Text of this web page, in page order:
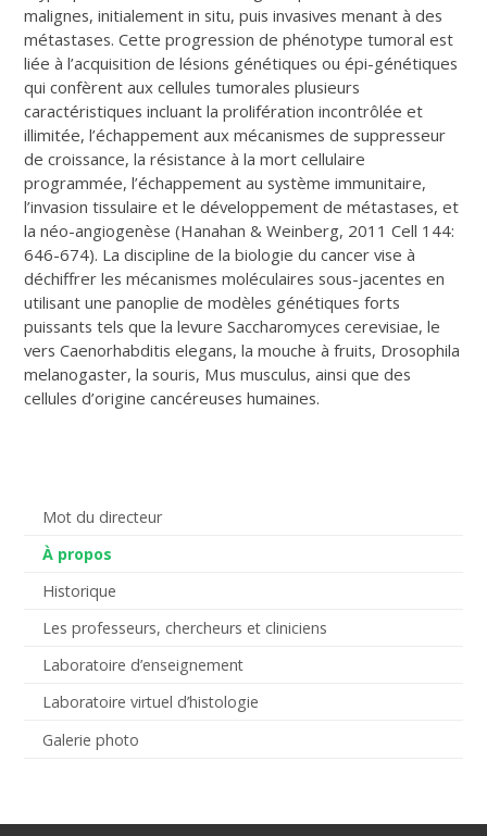
Mot du directeur
À propos
Historique
Les professeurs, chercheurs et cliniciens
Laboratoire d’enseignement
Laboratoire virtuel d’histologie
Galerie photo
malignes, initialement in situ, puis invasives menant à des
métastases. Cette progression de phénotype tumoral est
liée à l’acquisition de lésions génétiques ou épi-génétiques
qui confèrent aux cellules tumorales plusieurs
caractéristiques incluant la prolifération incontrôlée et
illimitée, l’échappement aux mécanismes de suppresseur
de croissance, la résistance à la mort cellulaire
programmée, l’échappement au système immunitaire,
l’invasion tissulaire et le développement de métastases, et
la néo-angiogenèse (Hanahan & Weinberg, 2011 Cell 144:
646-674). La discipline de la biologie du cancer vise à
déchiffrer les mécanismes moléculaires sous-jacentes en
utilisant une panoplie de modèles génétiques forts
puissants tels que la levure Saccharomyces cerevisiae, le
vers Caenorhabditis elegans, la mouche à fruits, Drosophila
melanogaster, la souris, Mus musculus, ainsi que des
cellules d’origine cancéreuses humaines.